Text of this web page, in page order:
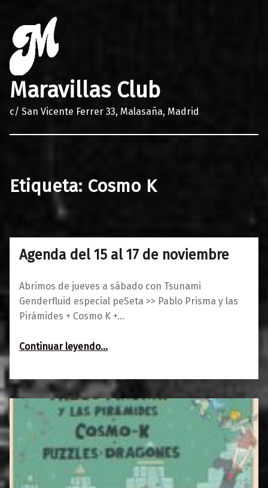
Maravillas Club
c/ San Vicente Ferrer 33, Malasaña, Madrid
Etiqueta: Cosmo K
Agenda del 15 al 17 de noviembre
Abrimos de jueves a sábado con Tsunami
Genderfluid especial peSeta >> Pablo Prisma y las
Pirámides + Cosmo K +…
Continuar leyendo“Agenda del 15 al 17 de noviembre”
…
13/11/20180
Maravillas